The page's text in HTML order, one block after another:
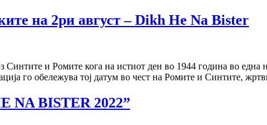
на 2ри август – Dikh He Na Bister
Синтите и Ромите кога на истиот ден во 1944 година во
го обележува тој датум во чест на Ромите и Синтите,
BISTER 2022”